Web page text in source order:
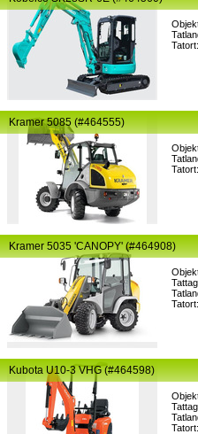
Kramer 5085 (#464555)
Kramer 5035 'CANOPY' (#464908)
Kubota U10-3 VHG (#464598)